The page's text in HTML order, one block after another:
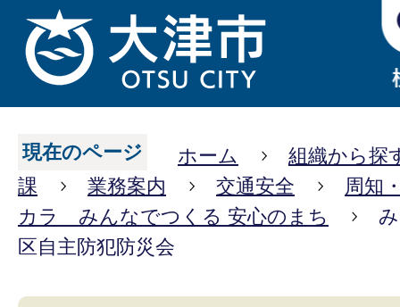
現在のページ ホーム
組織から探
課
業務案内 交通安全
周知
カラ みんなでつくる 安心のまち
区自主防犯防災会